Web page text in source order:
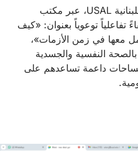
نظّمت جامعة العلوم والآداب اللبنانية USAL، عبر مكتب
تفاعلياً توعوياً بعنوان: «كيف
معها في زمن الأزمات»،
النفسية والجسدية
داعمة تساعدهم على